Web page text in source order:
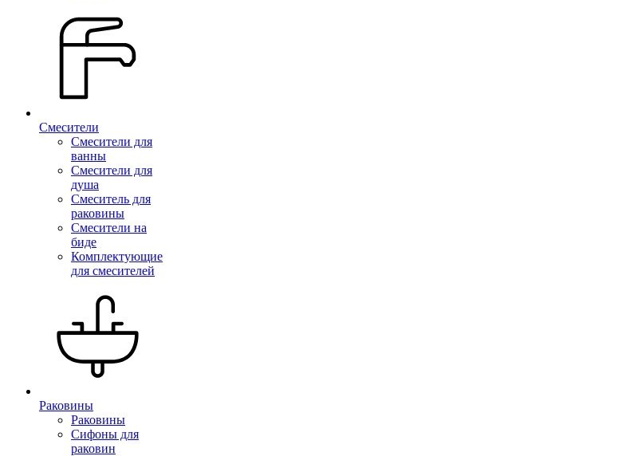
Смесители
Смесители для
ванны
Смесители для
душа
Смеситель для
раковины
Смесители на
биде
Комплектующие
для смесителей
Раковины
Раковины
Сифоны для
раковин